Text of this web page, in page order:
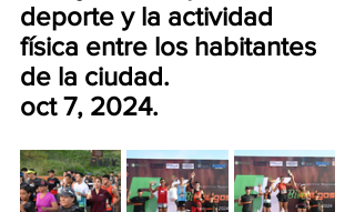
deporte y la actividad
física entre los habitantes
de la ciudad.
oct 7, 2024.